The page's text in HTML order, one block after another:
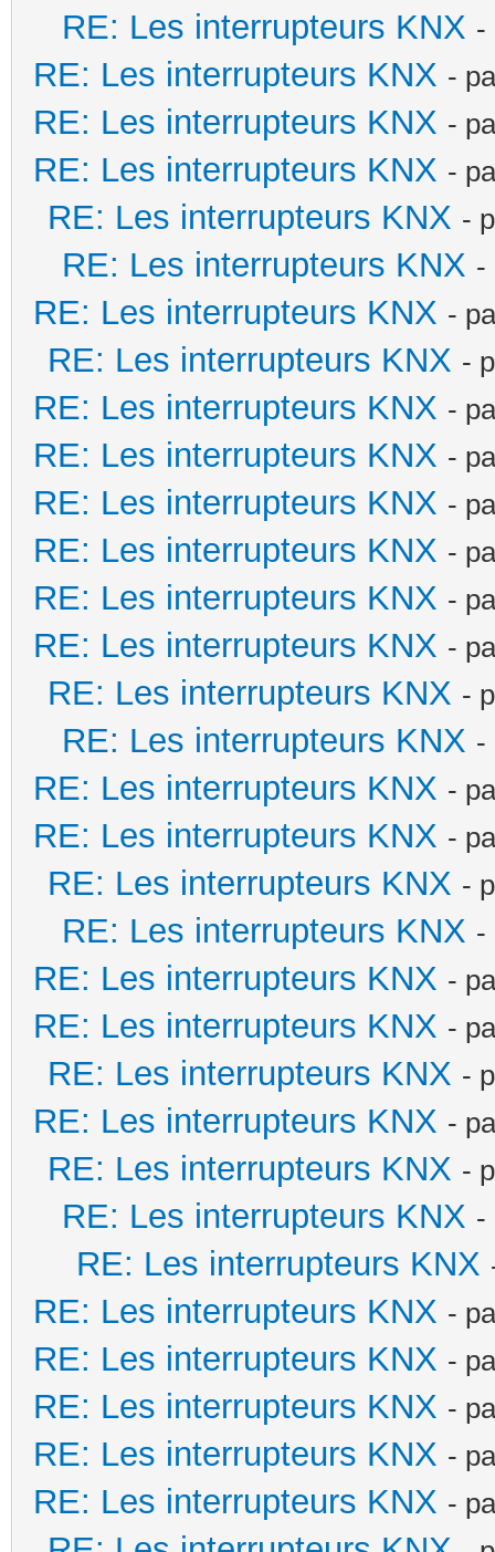
RE: Les interrupteurs KNX -
RE: Les interrupteurs KNX -
RE: Les interrupteurs KNX -
RE: Les interrupteurs KNX -
RE: Les interrupteurs KNX -
RE: Les interrupteurs KNX -
RE: Les interrupteurs KNX -
RE: Les interrupteurs KNX -
RE: Les interrupteurs KNX -
RE: Les interrupteurs KNX -
RE: Les interrupteurs KNX -
RE: Les interrupteurs KNX -
RE: Les interrupteurs KNX -
RE: Les interrupteurs KNX -
RE: Les interrupteurs KNX -
RE: Les interrupteurs KNX -
RE: Les interrupteurs KNX -
RE: Les interrupteurs KNX -
RE: Les interrupteurs KNX -
RE: Les interrupteurs KNX -
RE: Les interrupteurs KNX -
RE: Les interrupteurs KNX -
RE: Les interrupteurs KNX -
RE: Les interrupteurs KNX -
RE: Les interrupteurs KNX -
RE: Les interrupteurs KNX -
RE: Les interrupteurs KNX
RE: Les interrupteurs KNX -
RE: Les interrupteurs KNX -
RE: Les interrupteurs KNX -
RE: Les interrupteurs KNX -
RE: Les interrupteurs KNX -